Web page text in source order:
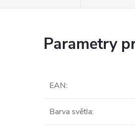
Parametry
EAN:
Barva světla: